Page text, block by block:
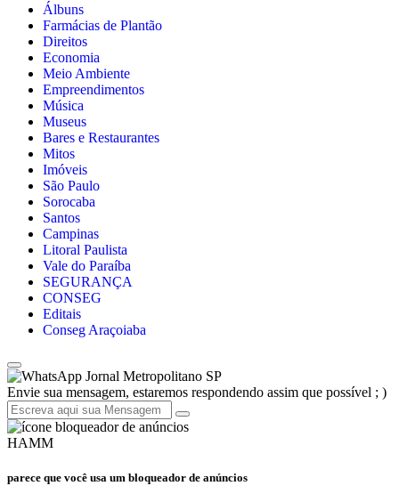
Álbuns
Farmácias de Plantão
Direitos
Economia
Meio Ambiente
Empreendimentos
Música
Museus
Bares e Restaurantes
Mitos
Imóveis
São Paulo
Sorocaba
Santos
Campinas
Litoral Paulista
Vale do Paraíba
SEGURANÇA
CONSEG
Editais
Conseg Araçoiaba
Jornal Metropolitano SP
Envie sua mensagem, estaremos respondendo assim que possível ; )
HAMM
parece que você usa um bloqueador de anúncios